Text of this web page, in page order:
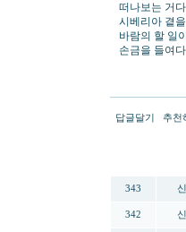
떠나보는 거다
시베리아 곁
바람의 할 일
손금을 들여
답글달기 추천
343
342